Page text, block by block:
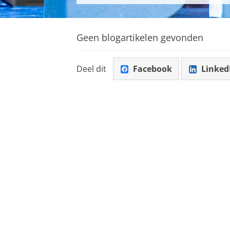
Geen blogartikelen gevonden
Deel dit Facebook